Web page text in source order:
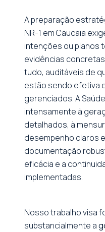
A preparação
NR-1 em Caucaia
intenções ou planos
evidências
tudo, auditáveis de
estão sendo efetiva
gerenciados. A
intensamente à
detalhados, à
desempenho claros
documentação
eficácia e a
implementadas.
Nosso trabalho visa
substancialmente a